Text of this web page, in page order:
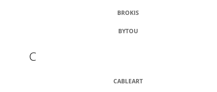
BROKIS
BYTOU
C
CABLEART